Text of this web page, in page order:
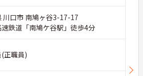
川口市 南鳩ヶ谷3-17-17
鉄道「南鳩ケ谷駅」徒歩4分
正職員)